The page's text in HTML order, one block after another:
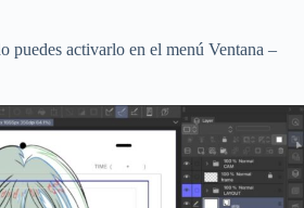
puedes activarlo en el menú Ventana –